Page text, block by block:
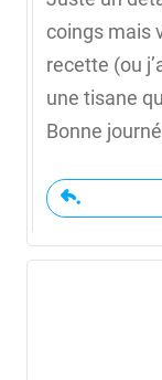
coings mais
recette (ou
une tisane
Bonne